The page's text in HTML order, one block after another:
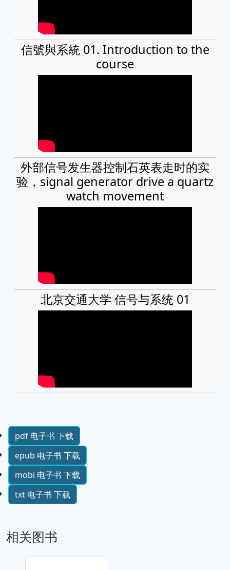
信號與系統 01. Introduction to the
course
外部信号发生器控制石英表走时的实
验，signal generator drive a quartz
watch movement
北京交通大学 信号与系统 01
pdf 电子书 下载
epub 电子书 下载
mobi 电子书 下载
txt 电子书 下载
相关图书